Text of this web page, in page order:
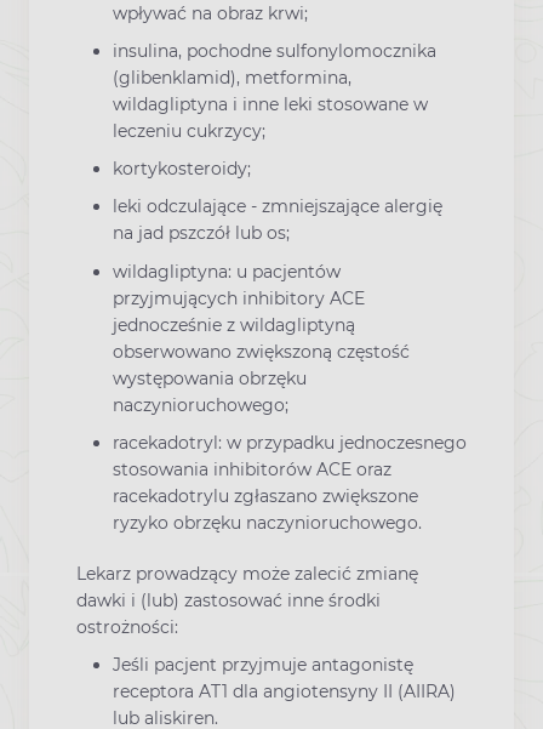
wpływać na obraz krwi;
insulina, pochodne sulfonylomocznika
(glibenklamid), metformina,
wildagliptyna i inne leki stosowane w
leczeniu cukrzycy;
kortykosteroidy;
leki odczulające - zmniejszające alergię
na jad pszczół lub os;
wildagliptyna: u pacjentów
przyjmujących inhibitory ACE
jednocześnie z wildagliptyną
obserwowano zwiększoną częstość
występowania obrzęku
naczynioruchowego;
racekadotryl: w przypadku jednoczesnego
stosowania inhibitorów ACE oraz
racekadotrylu zgłaszano zwiększone
ryzyko obrzęku naczynioruchowego.
Lekarz prowadzący może zalecić zmianę
dawki i (lub) zastosować inne środki
ostrożności:
Jeśli pacjent przyjmuje antagonistę
receptora AT1 dla angiotensyny II (AIIRA)
lub aliskiren.